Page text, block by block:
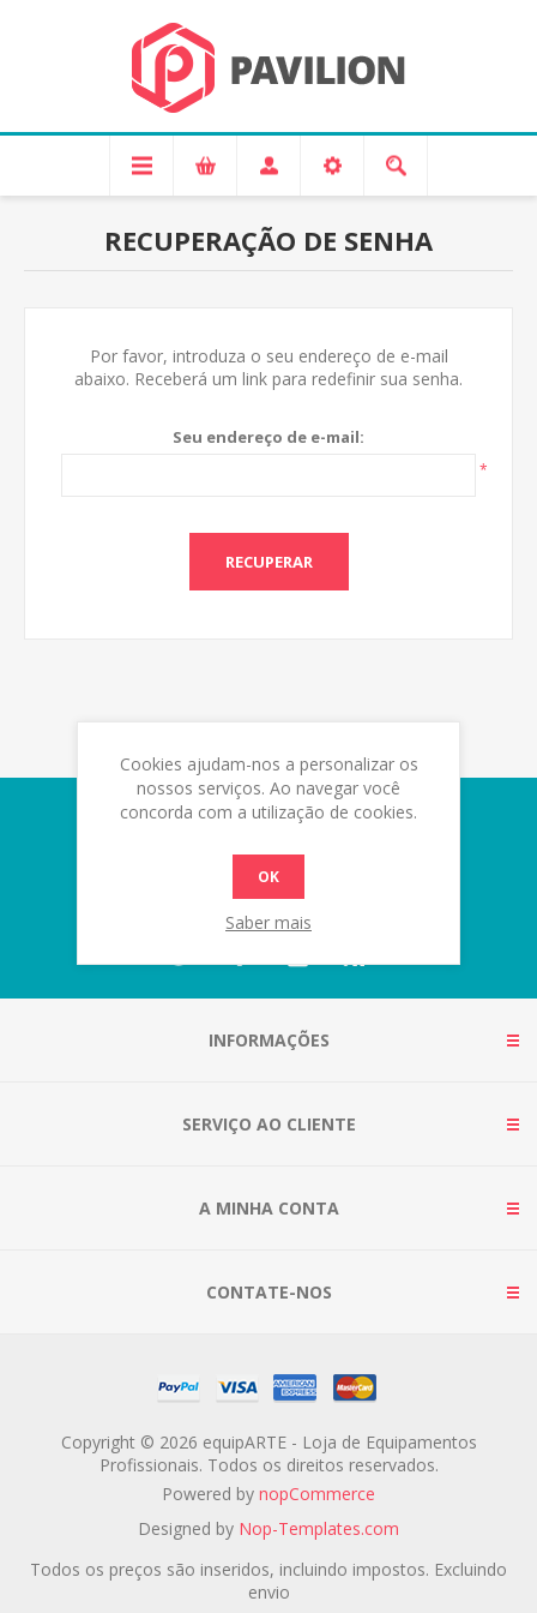
RECUPERAÇÃO DE SENHA
Por favor, introduza o seu endereço de e-mail
abaixo. Receberá um link para redefinir sua senha.
Seu endereço de e-mail:
*
RECUPERAR
Newsletter
INFORMAÇÕES
SERVIÇO AO CLIENTE
A MINHA CONTA
CONTATE-NOS
Copyright © 2026 equipARTE - Loja de Equipamentos
Profissionais. Todos os direitos reservados.
Powered by nopCommerce
Designed by Nop-Templates.com
Todos os preços são inseridos, incluindo impostos. Excluindo
envio
Cookies ajudam-nos a personalizar os
nossos serviços. Ao navegar você
concorda com a utilização de cookies.
OK
Saber mais